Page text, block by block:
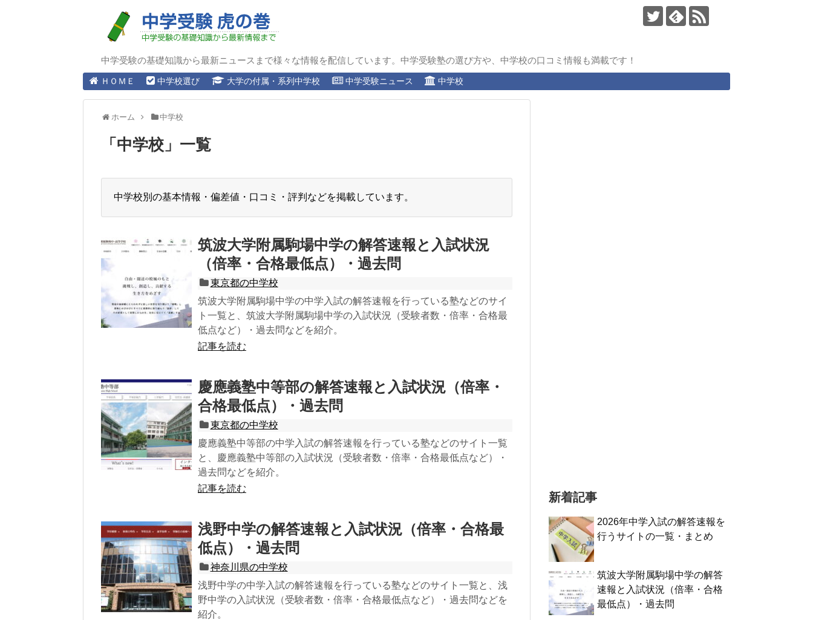
中学受験の基礎知識から最新ニュースまで様々な情報を配信しています。中学受験塾の選び方や、中学校の口コミ情報も満載です！
ＨＯＭＥ 中学校選び 大学の付属・系列中学校 中学受験ニュース 中学校
ホーム 中学校
「 中学校 」 一覧
中学校別の基本情報・偏差値・口コミ・評判などを掲載しています。
筑波大学附属駒場中学の解答速報と入試状況
（倍率・合格最低点）・過去問
東京都の中学校
筑波大学附属駒場中学の中学入試の解答速報を行っている塾などのサイ
ト一覧と、筑波大学附属駒場中学の入試状況（受験者数・倍率・合格最
低点など）・過去問などを紹介。
記事を読む
慶應義塾中等部の解答速報と入試状況（倍率・
合格最低点）・過去問
東京都の中学校
慶應義塾中等部の中学入試の解答速報を行っている塾などのサイト一覧
と、慶應義塾中等部の入試状況（受験者数・倍率・合格最低点など）・
過去問などを紹介。
記事を読む
浅野中学の解答速報と入試状況（倍率・合格最
低点）・過去問
神奈川県の中学校
浅野中学の中学入試の解答速報を行っている塾などのサイト一覧と、浅
野中学の入試状況（受験者数・倍率・合格最低点など）・過去問などを
紹介。
新着記事
2026年中学入試の解答速報を
行うサイトの一覧・まとめ
筑波大学附属駒場中学の解答
速報と入試状況（倍率・合格
最低点）・過去問